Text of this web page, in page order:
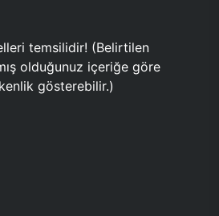
temsilidir! (Belirtilen
olduğunuz içeriğe göre
gösterebilir.)